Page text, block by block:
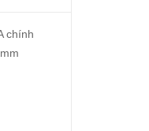
chính